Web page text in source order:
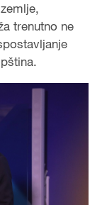
trenutno ne